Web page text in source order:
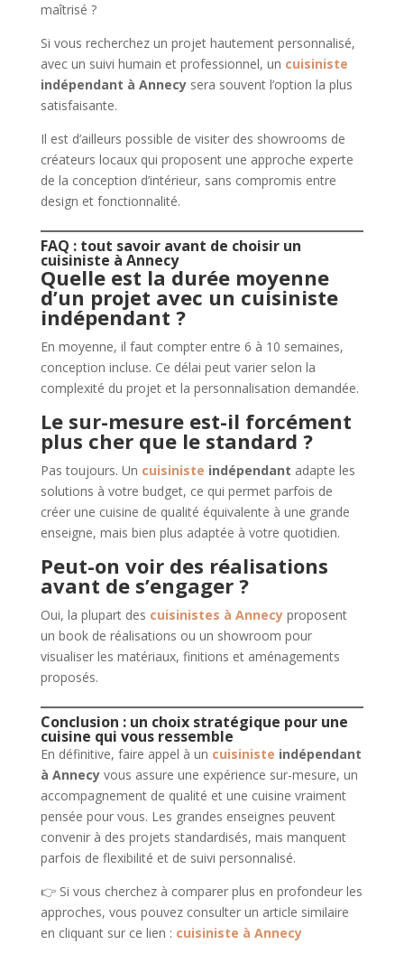
maîtrisé ?
Si vous recherchez un projet hautement personnalisé,
avec un suivi humain et professionnel, un cuisiniste
indépendant à Annecysera souvent l’option la plus
satisfaisante.
Il est d’ailleurs possible de visiter des showrooms de
créateurs locaux qui proposent une approche experte
de la conception d’intérieur, sans compromis entre
design et fonctionnalité.
FAQ : tout savoir avant de choisir un
cuisiniste à Annecy
Quelle est la durée moyenne
d’un projet avec un cuisiniste
indépendant ?
En moyenne, il faut compter entre 6 à 10 semaines,
conception incluse. Ce délai peut varier selon la
complexité du projet et la personnalisation demandée.
Le sur-mesure est-il forcément
plus cher que le standard ?
Pas toujours. Un cuisiniste indépendant adapte les
solutions à votre budget, ce qui permet parfois de
créer une cuisine de qualité équivalente à une grande
enseigne, mais bien plus adaptée à votre quotidien.
Peut-on voir des réalisations
avant de s’engager ?
Oui, la plupart des cuisinistes à Annecyproposent
un book de réalisations ou un showroom pour
visualiser les matériaux, finitions et aménagements
proposés.
Conclusion : un choix stratégique pour une
cuisine qui vous ressemble
En définitive, faire appel à un cuisiniste indépendant
à Annecyvous assure une expérience sur-mesure, un
accompagnement de qualité et une cuisine vraiment
pensée pour vous. Les grandes enseignes peuvent
convenir à des projets standardisés, mais manquent
parfois de flexibilité et de suivi personnalisé.
👉 Si vous cherchez à comparer plus en profondeur les
approches, vous pouvez consulter un article similaire
en cliquant sur ce lien : cuisiniste à Annecy